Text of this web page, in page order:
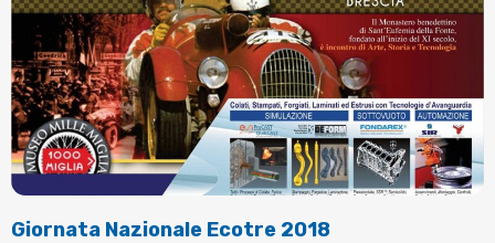
Giornata Nazionale Ecotre 2018